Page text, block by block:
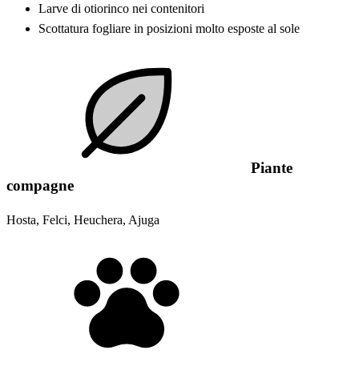
Larve di otiorinco nei contenitori
Scottatura fogliare in posizioni molto esposte al sole
Piante
compagne
Hosta, Felci, Heuchera, Ajuga